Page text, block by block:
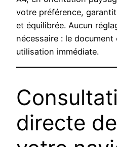
votre préférence,
et équilibrée. Aucun
nécessaire : le
utilisation immédiate.
directe